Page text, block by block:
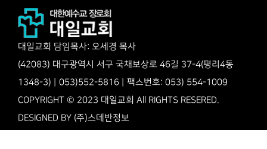
대일교회 담임목사: 오세경 목사
(42083) 대구광역시 서구 국채보상로 46길 37-4(평리4동
1348-3) | 053)552-5816 | 팩스번호: 053) 554-1009
COPYRIGHT © 2023 대일교회 All RIGHTS RESERED.
DESIGNED BY (주)스데반정보